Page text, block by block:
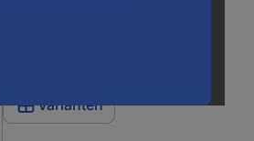
Varianten